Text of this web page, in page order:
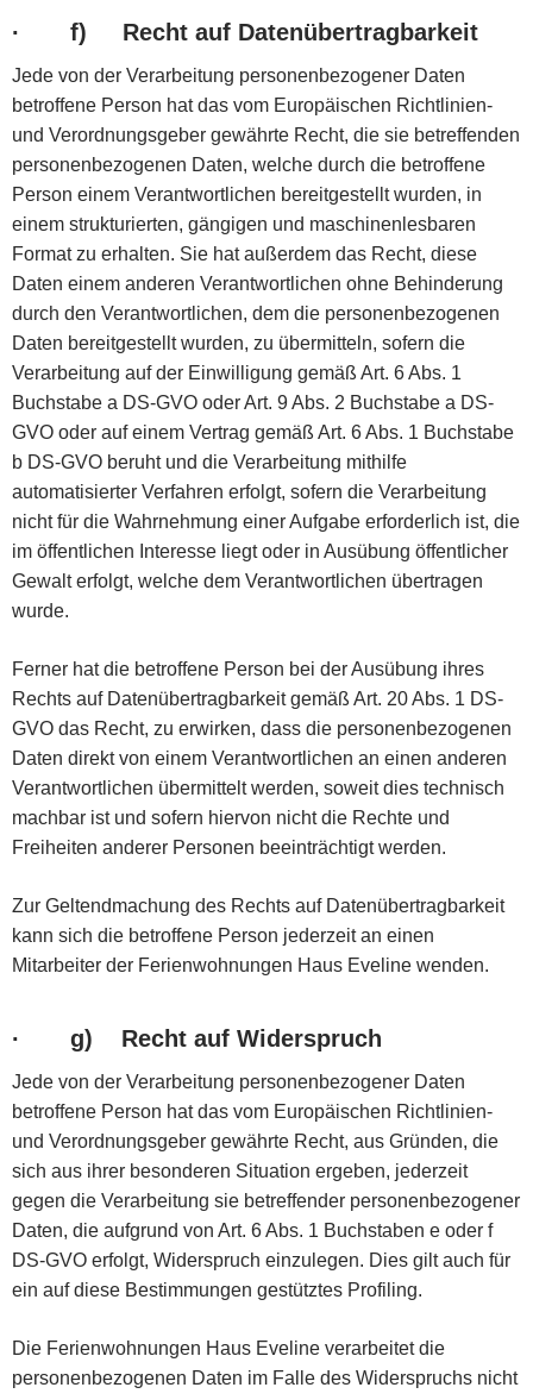
· f) Recht auf Datenübertragbarkeit
Jede von der Verarbeitung personenbezogener Daten
betroffene Person hat das vom Europäischen Richtlinien-
und Verordnungsgeber gewährte Recht, die sie betreffenden
personenbezogenen Daten, welche durch die betroffene
Person einem Verantwortlichen bereitgestellt wurden, in
einem strukturierten, gängigen und maschinenlesbaren
Format zu erhalten. Sie hat außerdem das Recht, diese
Daten einem anderen Verantwortlichen ohne Behinderung
durch den Verantwortlichen, dem die personenbezogenen
Daten bereitgestellt wurden, zu übermitteln, sofern die
Verarbeitung auf der Einwilligung gemäß Art. 6 Abs. 1
Buchstabe a DS-GVO oder Art. 9 Abs. 2 Buchstabe a DS-
GVO oder auf einem Vertrag gemäß Art. 6 Abs. 1 Buchstabe
b DS-GVO beruht und die Verarbeitung mithilfe
automatisierter Verfahren erfolgt, sofern die Verarbeitung
nicht für die Wahrnehmung einer Aufgabe erforderlich ist, die
im öffentlichen Interesse liegt oder in Ausübung öffentlicher
Gewalt erfolgt, welche dem Verantwortlichen übertragen
wurde.
Ferner hat die betroffene Person bei der Ausübung ihres
Rechts auf Datenübertragbarkeit gemäß Art. 20 Abs. 1 DS-
GVO das Recht, zu erwirken, dass die personenbezogenen
Daten direkt von einem Verantwortlichen an einen anderen
Verantwortlichen übermittelt werden, soweit dies technisch
machbar ist und sofern hiervon nicht die Rechte und
Freiheiten anderer Personen beeinträchtigt werden.
Zur Geltendmachung des Rechts auf Datenübertragbarkeit
kann sich die betroffene Person jederzeit an einen
Mitarbeiter der Ferienwohnungen Haus Eveline wenden.
· g) Recht auf Widerspruch
Jede von der Verarbeitung personenbezogener Daten
betroffene Person hat das vom Europäischen Richtlinien-
und Verordnungsgeber gewährte Recht, aus Gründen, die
sich aus ihrer besonderen Situation ergeben, jederzeit
gegen die Verarbeitung sie betreffender personenbezogener
Daten, die aufgrund von Art. 6 Abs. 1 Buchstaben e oder f
DS-GVO erfolgt, Widerspruch einzulegen. Dies gilt auch für
ein auf diese Bestimmungen gestütztes Profiling.
Die Ferienwohnungen Haus Eveline verarbeitet die
personenbezogenen Daten im Falle des Widerspruchs nicht